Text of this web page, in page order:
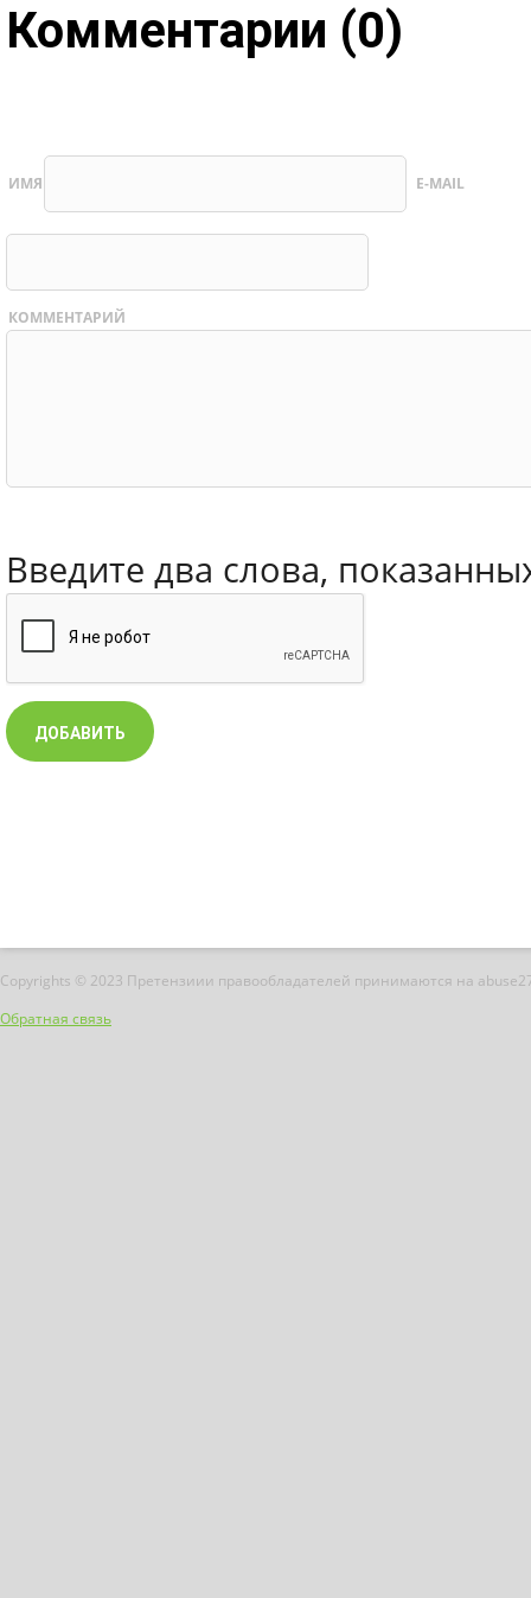
Комментарии (0)
ИМЯ E-MAIL
КОММЕНТАРИЙ
Введите два слова,
Copyrights © 2023 Претензиии правообладателей принимаются на
Обратная связь